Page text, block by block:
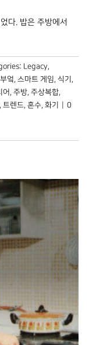
다. 밥은 주방에서
Legacy,
부엌, 스마트 게임, 식기 ,
어 , 주방, 주상복합,
, 트렌드, 혼수, 화기
0